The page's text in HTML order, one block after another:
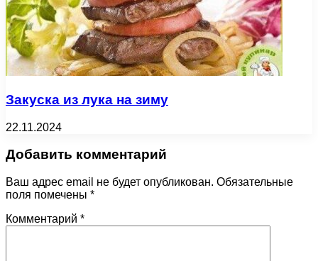
Закуска из лука на зиму
22.11.2024
Добавить комментарий
Ваш адрес email не будет опубликован. Обязательные
поля помечены *
Комментарий *